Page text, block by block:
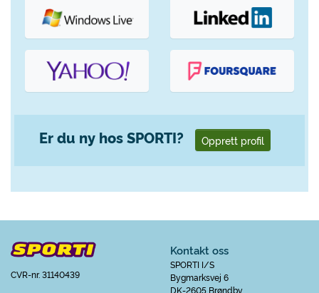
Er du ny hos SPORTI? Opprett profil
CVR-nr. 31140439
Kontakt oss
SPORTI I/S
Bygmarksvej 6
DK-2605 Brøndby